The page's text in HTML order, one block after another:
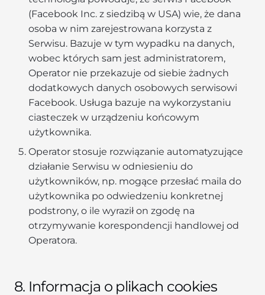
(Facebook Inc. z siedzibą w USA) wie, że dana
osoba w nim zarejestrowana korzysta z
Serwisu. Bazuje w tym wypadku na danych,
wobec których sam jest administratorem,
Operator nie przekazuje od siebie żadnych
dodatkowych danych osobowych serwisowi
Facebook. Usługa bazuje na wykorzystaniu
ciasteczek w urządzeniu końcowym
użytkownika.
Operator stosuje rozwiązanie automatyzujące
działanie Serwisu w odniesieniu do
użytkowników, np. mogące przesłać maila do
użytkownika po odwiedzeniu konkretnej
podstrony, o ile wyraził on zgodę na
otrzymywanie korespondencji handlowej od
Operatora.
8. Informacja o plikach cookies